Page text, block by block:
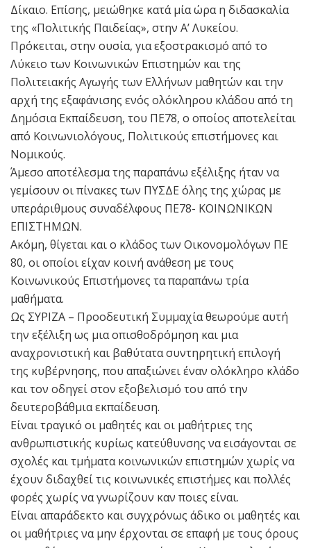
Δίκαιο. Επίσης, μειώθηκε κατά μία ώρα η διδασκαλία
της «Πολιτικής Παιδείας», στην Α’ Λυκείου.
Πρόκειται, στην ουσία, για εξοστρακισμό από το
Λύκειο των Κοινωνικών Επιστημών και της
Πολιτειακής Αγωγής των Ελλήνων μαθητών και την
αρχή της εξαφάνισης ενός ολόκληρου κλάδου από τη
Δημόσια Εκπαίδευση, του ΠΕ78, ο οποίος αποτελείται
από Κοινωνιολόγους, Πολιτικούς επιστήμονες και
Νομικούς.
Άμεσο αποτέλεσμα της παραπάνω εξέλιξης ήταν να
γεμίσουν οι πίνακες των ΠΥΣΔΕ όλης της χώρας με
υπεράριθμους συναδέλφους ΠΕ78- ΚΟΙΝΩΝΙΚΩΝ
ΕΠΙΣΤΗΜΩΝ.
Ακόμη, θίγεται και ο κλάδος των Οικονομολόγων ΠΕ
80, οι οποίοι είχαν κοινή ανάθεση με τους
Κοινωνικούς Επιστήμονες τα παραπάνω τρία
μαθήματα.
Ως ΣΥΡΙΖΑ – Προοδευτική Συμμαχία θεωρούμε αυτή
την εξέλιξη ως μια οπισθοδρόμηση και μια
αναχρονιστική και βαθύτατα συντηρητική επιλογή
της κυβέρνησης, που απαξιώνει έναν ολόκληρο κλάδο
και τον οδηγεί στον εξοβελισμό του από την
δευτεροβάθμια εκπαίδευση.
Είναι τραγικό οι μαθητές και οι μαθήτριες της
ανθρωπιστικής κυρίως κατεύθυνσης να εισάγονται σε
σχολές και τμήματα κοινωνικών επιστημών χωρίς να
έχουν διδαχθεί τις κοινωνικές επιστήμες και πολλές
φορές χωρίς να γνωρίζουν καν ποιες είναι.
Είναι απαράδεκτο και συγχρόνως άδικο οι μαθητές και
οι μαθήτριες να μην έρχονται σε επαφή με τους όρους